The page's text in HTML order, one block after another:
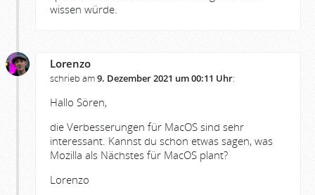
wissen würde.
Lorenzo
schrieb am9. Dezember 2021 um 00:11 Uhr:
Hallo Sören,
die Verbesserungen für MacOS sind sehr
interessant. Kannst du schon etwas sagen, was
Mozilla als Nächstes für MacOS plant?
Lorenzo